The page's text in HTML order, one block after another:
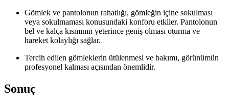
Gömlek ve pantolonun rahatlığı, gömleğin içine sokulması
veya sokulmaması konusundaki konforu etkiler. Pantolonun
bel ve kalça kısmının yeterince geniş olması oturma ve
hareket kolaylığı sağlar.
Tercih edilen gömleklerin ütülenmesi ve bakımı, görünümün
profesyonel kalması açısından önemlidir.
Sonuç